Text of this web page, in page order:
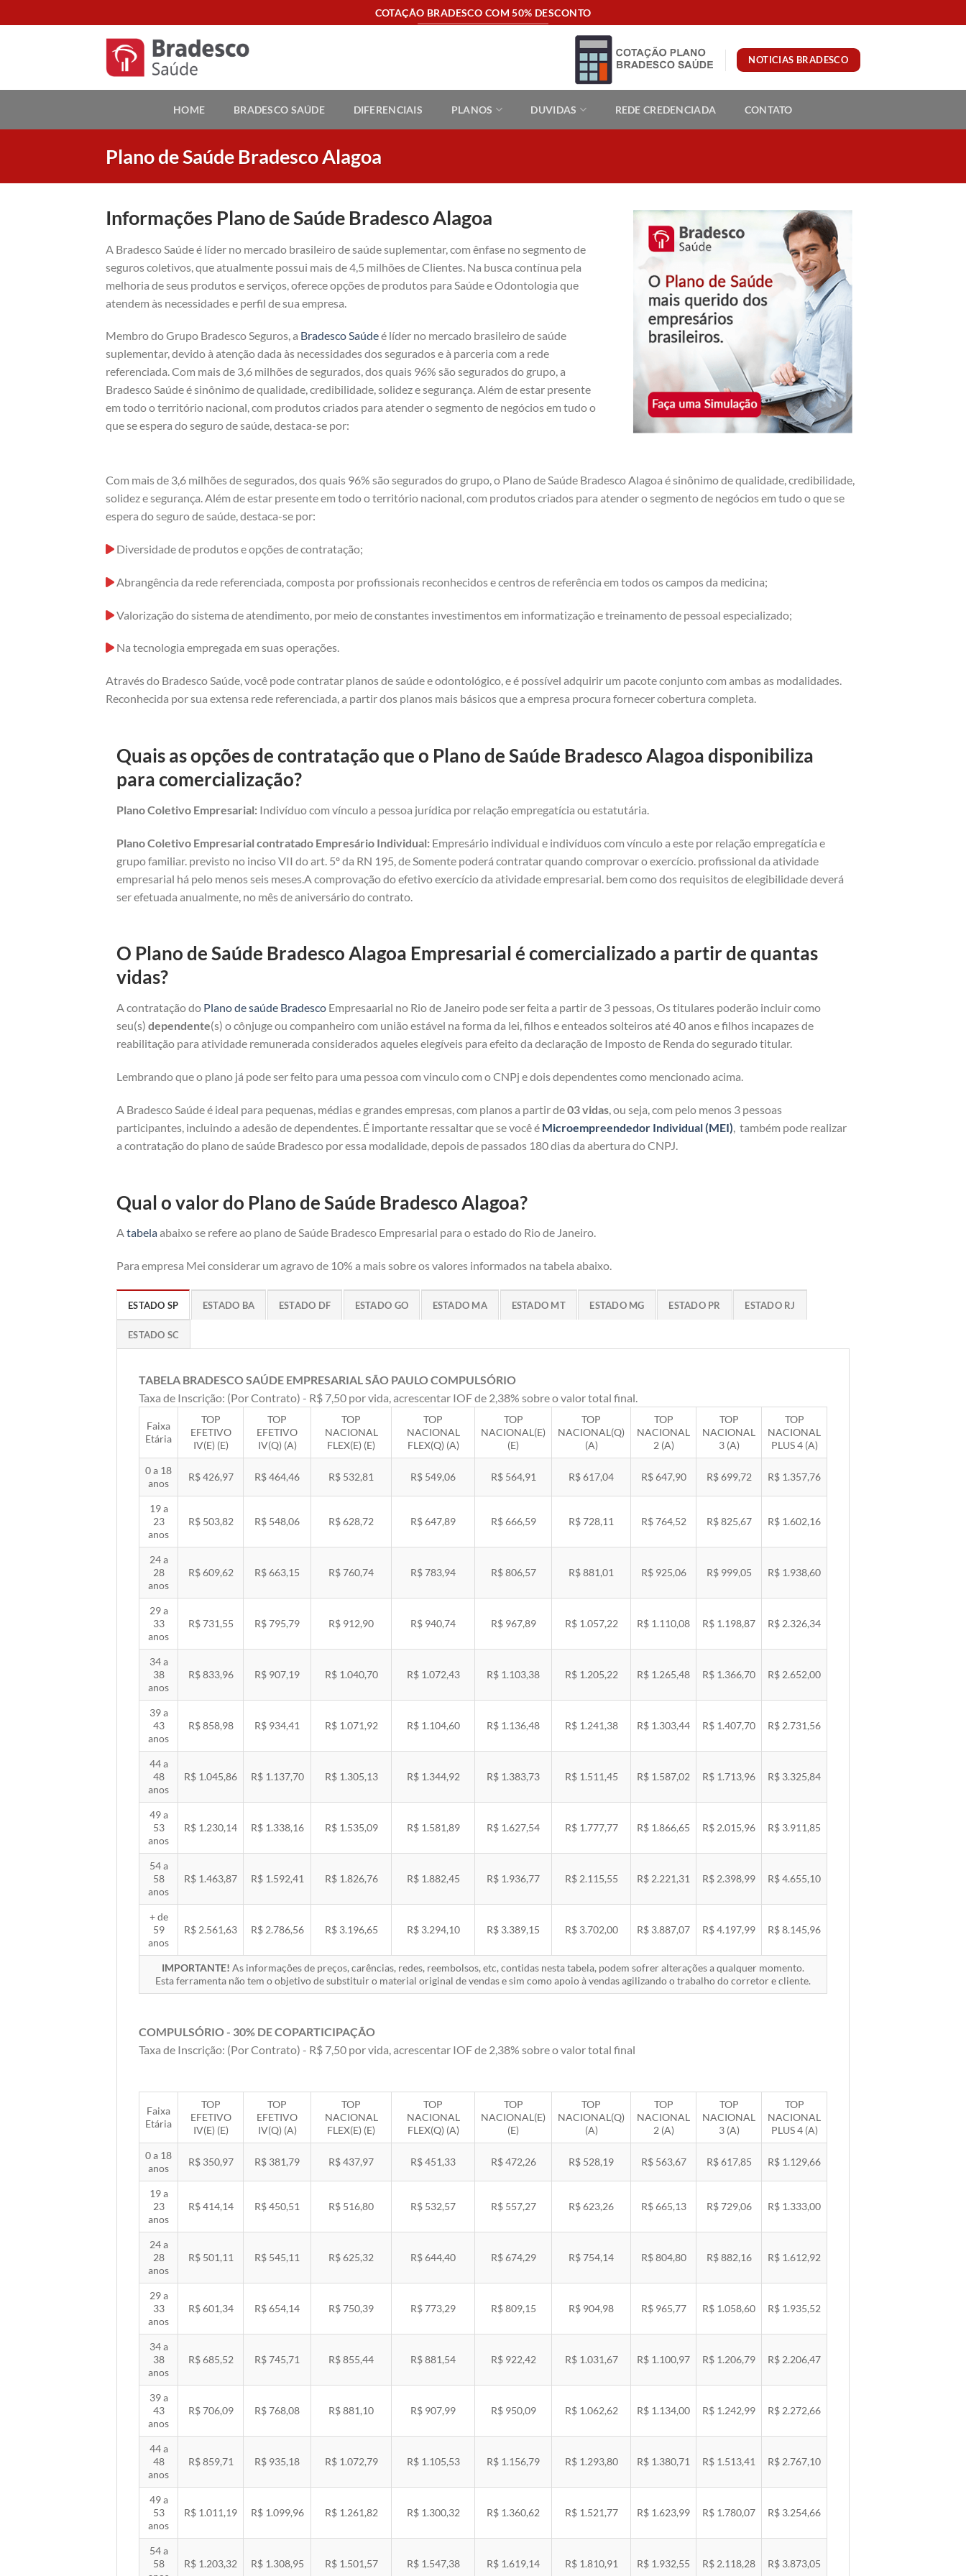
to
COTAÇÃO BRADESCO COM 50% DESCONTO
NOTICIAS BRADESCO
HOME BRADESCO SAÚDE DIFERENCIAIS PLANOS DUVIDAS REDE CREDENCIADA CONTATO
Plano de Saúde Bradesco Alagoa
Informações Plano de Saúde Bradesco Alagoa
A Bradesco Saúde é líder no mercado brasileiro de saúde suplementar, com ênfase no segmento de
seguros coletivos, que atualmente possui mais de 4,5 milhões de Clientes. Na busca contínua pela
melhoria de seus produtos e serviços, oferece opções de produtos para Saúde e Odontologia que
atendem às necessidades e perfil de sua empresa.
Membro do Grupo Bradesco Seguros, a Bradesco Saúdeé líder no mercado brasileiro de saúde
suplementar, devido à atenção dada às necessidades dos segurados e à parceria com a rede
referenciada. Com mais de 3,6 milhões de segurados, dos quais 96% são segurados do grupo, a
Bradesco Saúde é sinônimo de qualidade, credibilidade, solidez e segurança. Além de estar presente
em todo o território nacional, com produtos criados para atender o segmento de negócios em tudo o
que se espera do seguro de saúde, destaca-se por:
Com mais de 3,6 milhões de segurados, dos quais 96% são segurados do grupo, o Plano de Saúde Bradesco Alagoa é sinônimo de qualidade, credibilidade,
solidez e segurança. Além de estar presente em todo o território nacional, com produtos criados para atender o segmento de negócios em tudo o que se
espera do seguro de saúde, destaca-se por:
Diversidade de produtos e opções de contratação;
Abrangência da rede referenciada, composta por profissionais reconhecidos e centros de referência em todos os campos da medicina;
Valorização do sistema de atendimento, por meio de constantes investimentos em informatização e treinamento de pessoal especializado;
Na tecnologia empregada em suas operações.
Através do Bradesco Saúde, você pode contratar planos de saúde e odontológico, e é possível adquirir um pacote conjunto com ambas as modalidades.
Reconhecida por sua extensa rede referenciada, a partir dos planos mais básicos que a empresa procura fornecer cobertura completa.
Quais as opções de contratação que o Plano de Saúde Bradesco Alagoa disponibiliza
para comercialização?
Plano Coletivo Empresarial: Indivíduo com vínculo a pessoa jurídica por relação empregatícia ou estatutária.
Plano Coletivo Empresarial contratado Empresário Individual: Empresário individual e indivíduos com vínculo a este por relação empregatícia e
grupo familiar. previsto no inciso VII do art. 5º da RN 195, de Somente poderá contratar quando comprovar o exercício. profissional da atividade
empresarial há pelo menos seis meses.A comprovação do efetivo exercício da atividade empresarial. bem como dos requisitos de elegibilidade deverá
ser efetuada anualmente, no mês de aniversário do contrato.
O Plano de Saúde Bradesco Alagoa Empresarial é comercializado a partir de quantas
vidas?
A contratação do Plano de saúde Bradesco Empresaarial no Rio de Janeiro pode ser feita a partir de 3 pessoas, Os titulares poderão incluir como
seu(s) dependente(s) o cônjuge ou companheiro com união estável na forma da lei, filhos e enteados solteiros até 40 anos e filhos incapazes de
reabilitação para atividade remunerada considerados aqueles elegíveis para efeito da declaração de Imposto de Renda do segurado titular.
Lembrando que o plano já pode ser feito para uma pessoa com vinculo com o CNPj e dois dependentes como mencionado acima.
A Bradesco Saúde é ideal para pequenas, médias e grandes empresas, com planos a partir de03 vidas , ou seja, com pelo menos 3 pessoas
participantes, incluindo a adesão de dependentes. É importante ressaltar que se você é Microempreendedor Individual (MEI) , também pode realizar
a contratação do plano de saúde Bradesco por essa modalidade, depois de passados 180 dias da abertura do CNPJ.
Qual o valor do Plano de Saúde Bradesco Alagoa?
Atabelaabaixo se refere ao plano de Saúde Bradesco Empresarial para o estado do Rio de Janeiro.
Para empresa Mei considerar um agravo de 10% a mais sobre os valores informados na tabela abaixo.
ESTADO SP ESTADO BA ESTADO DF ESTADO GO ESTADO MA ESTADO MT ESTADO MG ESTADO PR ESTADO RJ
ESTADO SC
TABELA BRADESCO SAÚDE EMPRESARIAL SÃO PAULO COMPULSÓRIO
Taxa de Inscrição: (Por Contrato) - R$ 7,50 por vida, acrescentar IOF de 2,38% sobre o valor total final.
Faixa
Etária
TOP
EFETIVO
IV(E) (E)
TOP
EFETIVO
IV(Q) (A)
TOP
NACIONAL
FLEX(E) (E)
TOP
NACIONAL
FLEX(Q) (A)
TOP
NACIONAL(E)
(E)
TOP
NACIONAL(Q)
(A)
TOP
NACIONAL
2 (A)
TOP
NACIONAL
3 (A)
TOP
NACIONAL
PLUS 4 (A)
0 a 18
anos
R$ 426,97 R$ 464,46 R$ 532,81 R$ 549,06 R$ 564,91 R$ 617,04 R$ 647,90 R$ 699,72 R$ 1.357,76
19 a
23
anos
R$ 503,82 R$ 548,06 R$ 628,72 R$ 647,89 R$ 666,59 R$ 728,11 R$ 764,52 R$ 825,67 R$ 1.602,16
24 a
28
anos
R$ 609,62 R$ 663,15 R$ 760,74 R$ 783,94 R$ 806,57 R$ 881,01 R$ 925,06 R$ 999,05 R$ 1.938,60
29 a
33
anos
R$ 731,55 R$ 795,79 R$ 912,90 R$ 940,74 R$ 967,89 R$ 1.057,22 R$ 1.110,08 R$ 1.198,87 R$ 2.326,34
34 a
38
anos
R$ 833,96 R$ 907,19 R$ 1.040,70 R$ 1.072,43 R$ 1.103,38 R$ 1.205,22 R$ 1.265,48 R$ 1.366,70 R$ 2.652,00
39 a
43
anos
R$ 858,98 R$ 934,41 R$ 1.071,92 R$ 1.104,60 R$ 1.136,48 R$ 1.241,38 R$ 1.303,44 R$ 1.407,70 R$ 2.731,56
44 a
48
anos
R$ 1.045,86 R$ 1.137,70 R$ 1.305,13 R$ 1.344,92 R$ 1.383,73 R$ 1.511,45 R$ 1.587,02 R$ 1.713,96 R$ 3.325,84
49 a
53
anos
R$ 1.230,14 R$ 1.338,16 R$ 1.535,09 R$ 1.581,89 R$ 1.627,54 R$ 1.777,77 R$ 1.866,65 R$ 2.015,96 R$ 3.911,85
54 a
58
anos
R$ 1.463,87 R$ 1.592,41 R$ 1.826,76 R$ 1.882,45 R$ 1.936,77 R$ 2.115,55 R$ 2.221,31 R$ 2.398,99 R$ 4.655,10
+ de
59
anos
R$ 2.561,63 R$ 2.786,56 R$ 3.196,65 R$ 3.294,10 R$ 3.389,15 R$ 3.702,00 R$ 3.887,07 R$ 4.197,99 R$ 8.145,96
IMPORTANTE! As informações de preços, carências, redes, reembolsos, etc, contidas nesta tabela, podem sofrer alterações a qualquer momento.
Esta ferramenta não tem o objetivo de substituir o material original de vendas e sim como apoio à vendas agilizando o trabalho do corretor e cliente.
COMPULSÓRIO - 30% DE COPARTICIPAÇÃO
Taxa de Inscrição: (Por Contrato) - R$ 7,50 por vida, acrescentar IOF de 2,38% sobre o valor total final
Faixa
Etária
TOP
EFETIVO
IV(E) (E)
TOP
EFETIVO
IV(Q) (A)
TOP
NACIONAL
FLEX(E) (E)
TOP
NACIONAL
FLEX(Q) (A)
TOP
NACIONAL(E)
(E)
TOP
NACIONAL(Q)
(A)
TOP
NACIONAL
2 (A)
TOP
NACIONAL
3 (A)
TOP
NACIONAL
PLUS 4 (A)
0 a 18
anos
R$ 350,97 R$ 381,79 R$ 437,97 R$ 451,33 R$ 472,26 R$ 528,19 R$ 563,67 R$ 617,85 R$ 1.129,66
19 a
23
anos
R$ 414,14 R$ 450,51 R$ 516,80 R$ 532,57 R$ 557,27 R$ 623,26 R$ 665,13 R$ 729,06 R$ 1.333,00
24 a
28
anos
R$ 501,11 R$ 545,11 R$ 625,32 R$ 644,40 R$ 674,29 R$ 754,14 R$ 804,80 R$ 882,16 R$ 1.612,92
29 a
33
anos
R$ 601,34 R$ 654,14 R$ 750,39 R$ 773,29 R$ 809,15 R$ 904,98 R$ 965,77 R$ 1.058,60 R$ 1.935,52
34 a
38
anos
R$ 685,52 R$ 745,71 R$ 855,44 R$ 881,54 R$ 922,42 R$ 1.031,67 R$ 1.100,97 R$ 1.206,79 R$ 2.206,47
39 a
43
anos
R$ 706,09 R$ 768,08 R$ 881,10 R$ 907,99 R$ 950,09 R$ 1.062,62 R$ 1.134,00 R$ 1.242,99 R$ 2.272,66
44 a
48
anos
R$ 859,71 R$ 935,18 R$ 1.072,79 R$ 1.105,53 R$ 1.156,79 R$ 1.293,80 R$ 1.380,71 R$ 1.513,41 R$ 2.767,10
49 a
53
anos
R$ 1.011,19 R$ 1.099,96 R$ 1.261,82 R$ 1.300,32 R$ 1.360,62 R$ 1.521,77 R$ 1.623,99 R$ 1.780,07 R$ 3.254,66
54 a
58
R$ 1.203,32 R$ 1.308,95 R$ 1.501,57 R$ 1.547,38 R$ 1.619,14 R$ 1.810,91 R$ 1.932,55 R$ 2.118,28 R$ 3.873,05